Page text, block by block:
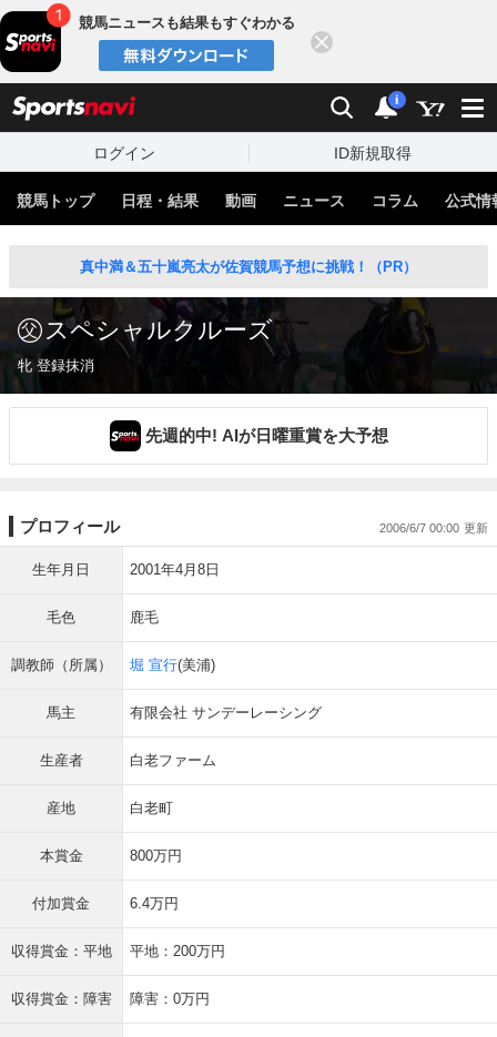
競馬ニュースも結果もすぐわかる
検索 通知
i
ログイン ID新規取得
競馬トップ 日程・結果 動画 ニュース コラム 公式情
真中満＆五十嵐亮太が佐賀競馬予想に挑戦！（PR）
スペシャルクルーズ
牝 登録抹消
先週的中! AIが日曜重賞を大予想
プロフィール 2006/6/7 00:00
生年月日 2001年4月8日
毛色 鹿毛
調教師（所属） 堀 宣行(美浦)
馬主 有限会社 サンデーレーシング
生産者 白老ファーム
産地 白老町
本賞金 800万円
付加賞金 6.4万円
収得賞金：平地 平地：200万円
収得賞金：障害 障害：0万円